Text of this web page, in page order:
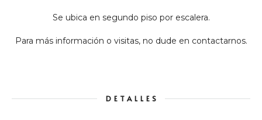
Se ubica en segundo piso por escalera.
Para más información o visitas, no dude en contactarnos.
DETALLES